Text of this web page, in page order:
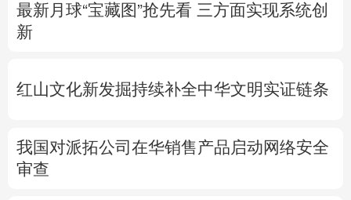
最新月球“宝藏图”抢先看 三方面实现系统创
新
红山文化新发掘持续补全中华文明实证链条
我国对派拓公司在华销售产品启动网络安全
审查